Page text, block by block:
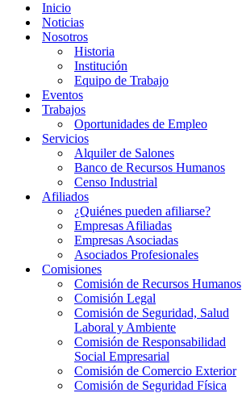
Inicio
Noticias
Nosotros
Historia
Institución
Equipo de Trabajo
Eventos
Trabajos
Oportunidades de Empleo
Servicios
Alquiler de Salones
Banco de Recursos Humanos
Censo Industrial
Afiliados
¿Quiénes pueden afiliarse?
Empresas Afiliadas
Empresas Asociadas
Asociados Profesionales
Comisiones
Comisión de Recursos Humanos
Comisión Legal
Comisión de Seguridad, Salud
Laboral y Ambiente
Comisión de Responsabilidad
Social Empresarial
Comisión de Comercio Exterior
Comisión de Seguridad Física